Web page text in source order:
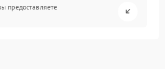
предоставляете